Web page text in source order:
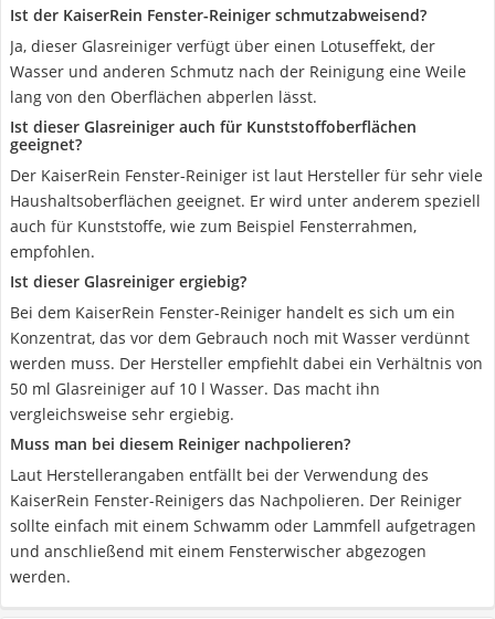
Ist der KaiserRein Fenster-Reiniger schmutzabweisend?
Ja, dieser Glasreiniger verfügt über einen Lotuseffekt, der
Wasser und anderen Schmutz nach der Reinigung eine Weile
lang von den Oberflächen abperlen lässt.
Ist dieser Glasreiniger auch für Kunststoffoberflächen
geeignet?
Der KaiserRein Fenster-Reiniger ist laut Hersteller für sehr viele
Haushaltsoberflächen geeignet. Er wird unter anderem speziell
auch für Kunststoffe, wie zum Beispiel Fensterrahmen,
empfohlen.
Ist dieser Glasreiniger ergiebig?
Bei dem KaiserRein Fenster-Reiniger handelt es sich um ein
Konzentrat, das vor dem Gebrauch noch mit Wasser verdünnt
werden muss. Der Hersteller empfiehlt dabei ein Verhältnis von
50 ml Glasreiniger auf 10 l Wasser. Das macht ihn
vergleichsweise sehr ergiebig.
Muss man bei diesem Reiniger nachpolieren?
Laut Herstellerangaben entfällt bei der Verwendung des
KaiserRein Fenster-Reinigers das Nachpolieren. Der Reiniger
sollte einfach mit einem Schwamm oder Lammfell aufgetragen
und anschließend mit einem Fensterwischer abgezogen
werden.